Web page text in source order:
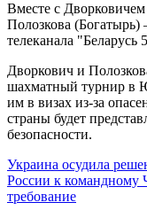
Вместе с
Полозкова (Богатырь)
телеканала "Беларусь
Дворкович и
шахматный турнир в
им в визах из-за
страны будет
безопасности.
Украина осудила
России к командному
требование